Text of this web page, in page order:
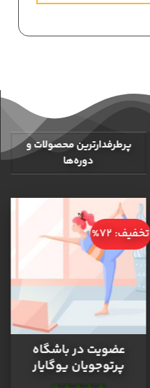
پرطرفدارترین محصولات و
دوره‌ها
تخفیف: 72%
عضویت در باشگاه
پرتوجویان یوگایار